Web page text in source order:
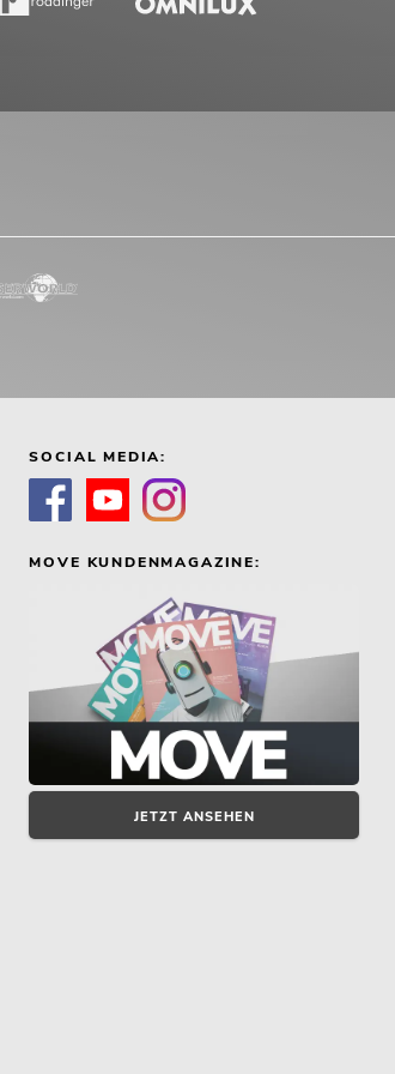
SOCIAL MEDIA:
MOVE KUNDENMAGAZINE:
JETZT ANSEHEN